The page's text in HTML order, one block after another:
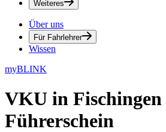
Weiteres
Über uns
Für Fahrlehrer
Wissen
myBLINK
VKU in Fischingen
Führerschein